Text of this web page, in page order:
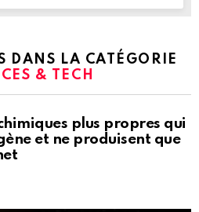
DANS LA CATÉGORIE
& TECH
plus propres qui
et ne produisent que